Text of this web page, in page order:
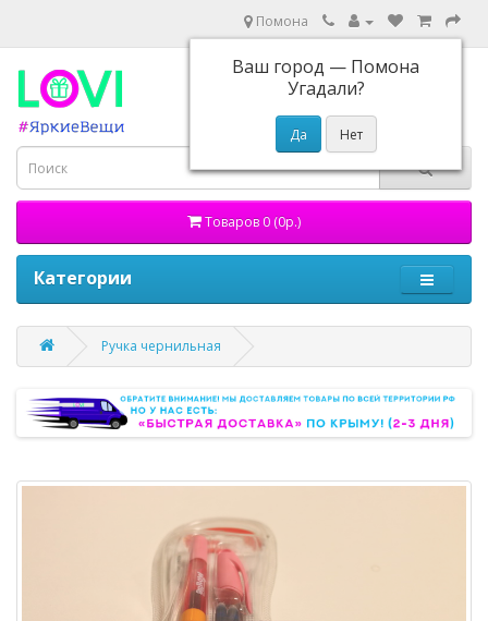
Помона
Ваш город — Помона
Угадали?
Товаров 0 (0р.)
Категории
Ручка чернильная